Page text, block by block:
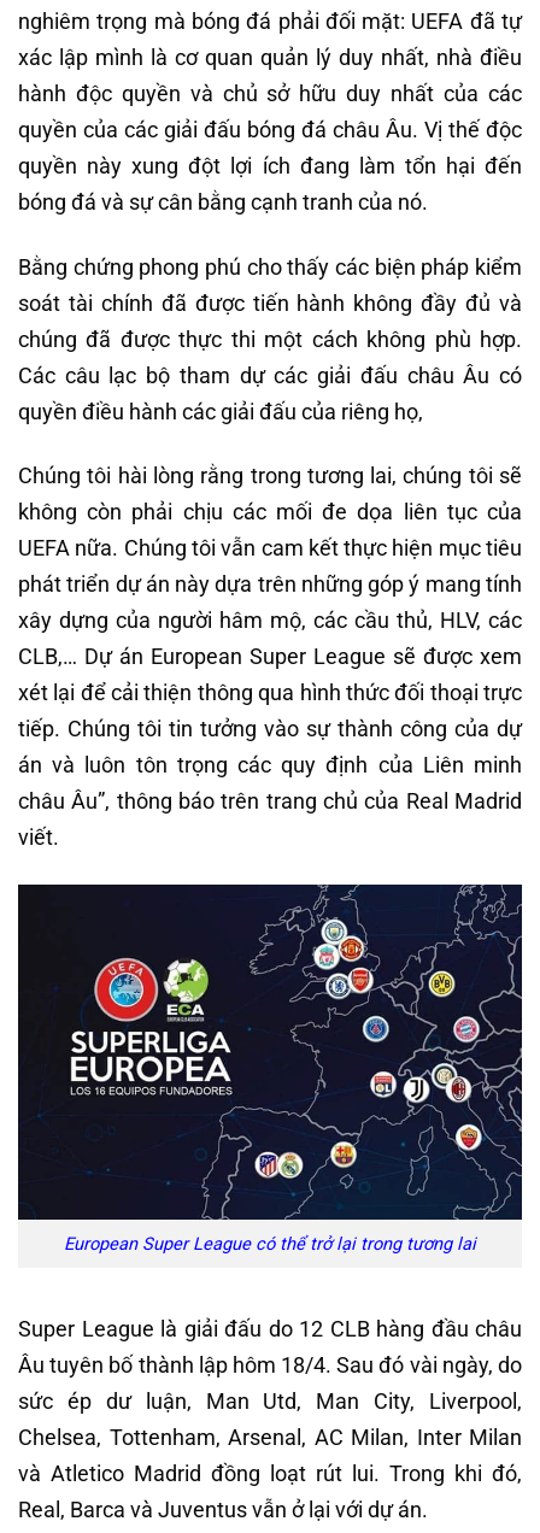
nghiêm trọng mà bóng đá phải đối mặt: UEFA đã tự
xác lập mình là cơ quan quản lý duy nhất, nhà điều
hành độc quyền và chủ sở hữu duy nhất của các
quyền của các giải đấu bóng đá châu Âu. Vị thế độc
quyền này xung đột lợi ích đang làm tổn hại đến
bóng đá và sự cân bằng cạnh tranh của nó.
Bằng chứng phong phú cho thấy các biện pháp kiểm
soát tài chính đã được tiến hành không đầy đủ và
chúng đã được thực thi một cách không phù hợp.
Các câu lạc bộ tham dự các giải đấu châu Âu có
quyền điều hành các giải đấu của riêng họ,
Chúng tôi hài lòng rằng trong tương lai, chúng tôi sẽ
không còn phải chịu các mối đe dọa liên tục của
UEFA nữa. Chúng tôi vẫn cam kết thực hiện mục tiêu
phát triển dự án này dựa trên những góp ý mang tính
xây dựng của người hâm mộ, các cầu thủ, HLV, các
CLB,… Dự án European Super League sẽ được xem
xét lại để cải thiện thông qua hình thức đối thoại trực
tiếp. Chúng tôi tin tưởng vào sự thành công của dự
án và luôn tôn trọng các quy định của Liên minh
châu Âu”, thông báo trên trang chủ của Real Madrid
viết.
European Super League có thể trở lại trong tương lai
Super League là giải đấu do 12 CLB hàng đầu châu
Âu tuyên bố thành lập hôm 18/4. Sau đó vài ngày, do
sức ép dư luận, Man Utd, Man City, Liverpool,
Chelsea, Tottenham, Arsenal, AC Milan, Inter Milan
và Atletico Madrid đồng loạt rút lui. Trong khi đó,
Real, Barca và Juventus vẫn ở lại với dự án.